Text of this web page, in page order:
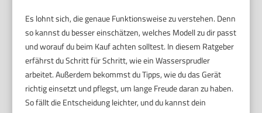
Es lohnt sich, die genaue Funktionsweise zu verstehen. Denn
so kannst du besser einschätzen, welches Modell zu dir passt
und worauf du beim Kauf achten solltest. In diesem Ratgeber
erfährst du Schritt für Schritt, wie ein Wassersprudler
arbeitet. Außerdem bekommst du Tipps, wie du das Gerät
richtig einsetzt und pflegst, um lange Freude daran zu haben.
So fällt die Entscheidung leichter, und du kannst dein